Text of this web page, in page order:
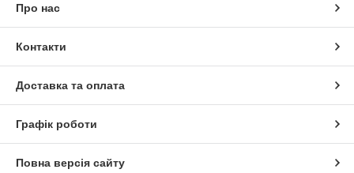
Про нас
Контакти
Доставка та оплата
Графік роботи
Повна версія сайту